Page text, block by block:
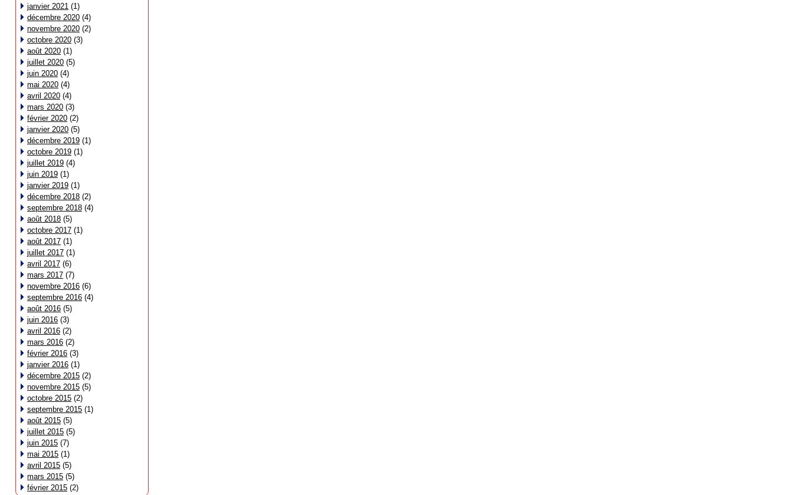
janvier 2021 (1)
décembre 2020 (4)
novembre 2020 (2)
octobre 2020 (3)
août 2020 (1)
juillet 2020 (5)
juin 2020 (4)
mai 2020 (4)
avril 2020 (4)
mars 2020 (3)
février 2020 (2)
janvier 2020 (5)
décembre 2019 (1)
octobre 2019 (1)
juillet 2019 (4)
juin 2019 (1)
janvier 2019 (1)
décembre 2018 (2)
septembre 2018 (4)
août 2018 (5)
octobre 2017 (1)
août 2017 (1)
juillet 2017 (1)
avril 2017 (6)
mars 2017 (7)
novembre 2016 (6)
septembre 2016 (4)
août 2016 (5)
juin 2016 (3)
avril 2016 (2)
mars 2016 (2)
février 2016 (3)
janvier 2016 (1)
décembre 2015 (2)
novembre 2015 (5)
octobre 2015 (2)
septembre 2015 (1)
août 2015 (5)
juillet 2015 (5)
juin 2015 (7)
mai 2015 (1)
avril 2015 (5)
mars 2015 (5)
février 2015 (2)